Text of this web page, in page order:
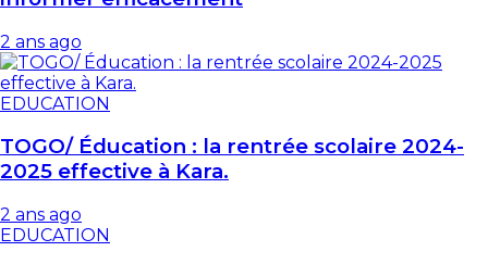
2 ans ago
EDUCATION
TOGO/ Éducation : la rentrée scolaire 2024-
2025 effective à Kara.
2 ans ago
EDUCATION